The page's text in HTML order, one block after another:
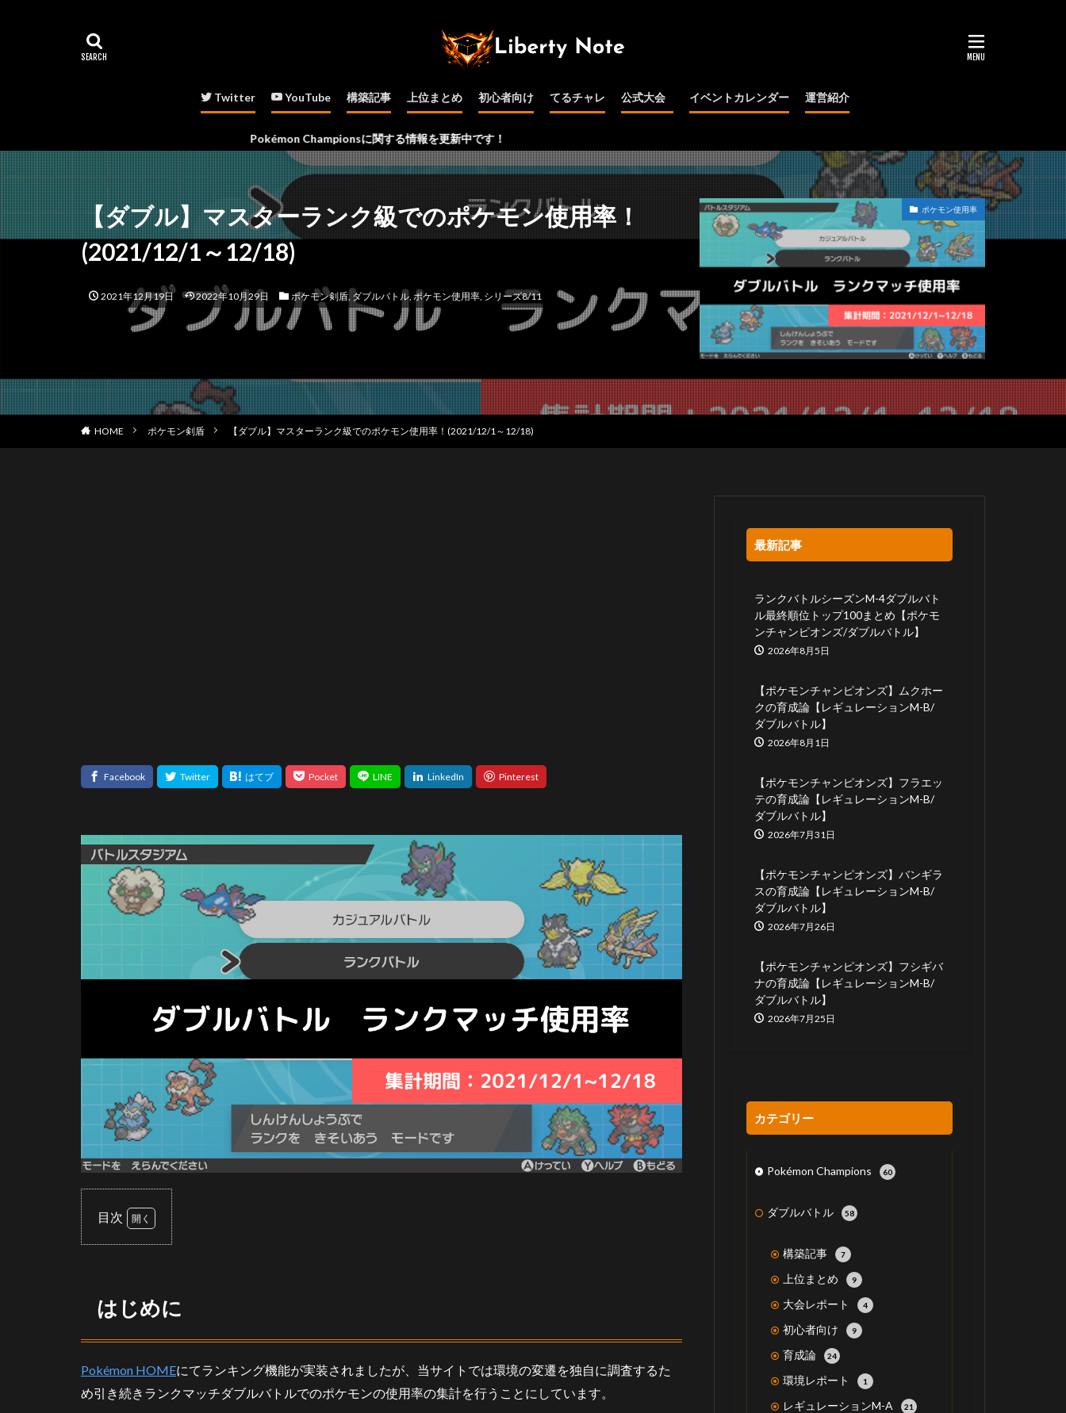
Twitter YouTube 構築記事 上位まとめ 初心者向け てるチャレ 公式大会 イベントカレンダー 運営紹介
Pokémon Championsに関する情報を更新中です！
【ダブル】マスターランク級でのポケモン使用率！
(2021/12/1～12/18)
2021年12月19日 2022年10月29日 ポケモン剣盾, ダブルバトル, ポケモン使用率, シリーズ8/11
ポケモン使用率
HOME ポケモン剣盾 【ダブル】マスターランク級でのポケモン使用率！(2021/12/1～12/18)
目次
に
ブ
ル
バ
はじめに
Pokémon HOMEにてランキング機能が実装されましたが、当サイトでは環境の変遷を独自に調査するた
め引き続きランクマッチダブルバトルでのポケモンの使用率の集計を行うことにしています。
最新記事
ランクバトルシーズンM-4ダブルバト
ル最終順位トップ100まとめ【ポケモ
ンチャンピオンズ/ダブルバトル】
2026年8月5日
【ポケモンチャンピオンズ】ムクホー
クの育成論【レギュレーションM-B/
ダブルバトル】
2026年8月1日
【ポケモンチャンピオンズ】フラエッ
テの育成論【レギュレーションM-B/
ダブルバトル】
2026年7月31日
【ポケモンチャンピオンズ】バンギラ
スの育成論【レギュレーションM-B/
ダブルバトル】
2026年7月26日
【ポケモンチャンピオンズ】フシギバ
ナの育成論【レギュレーションM-B/
ダブルバトル】
2026年7月25日
カテゴリー
Pokémon Champions 60
ダブルバトル 58
構築記事 7
上位まとめ 9
大会レポート 4
初心者向け 9
育成論 24
環境レポート 1
レギュレーションM-A 21